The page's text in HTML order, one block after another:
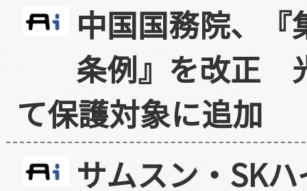
中国国務院、
条例』を改正
て保護対象に追加
サムスン・SK